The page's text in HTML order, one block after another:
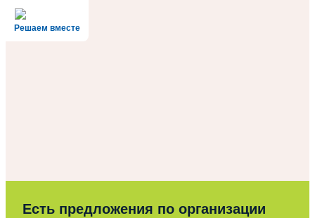
Решаем вместе
Есть предложения по организации